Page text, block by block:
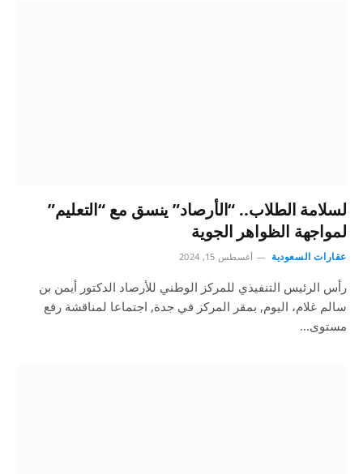
لسلامة الطلاب.. “الأرصاد” ينسق مع “التعليم”
لمواجهة الظواهر الجوية
عقارات السعودية أغسطس 15, 2024
رأس الرئيس التنفيذي للمركز الوطني للأرصاد الدكتور أيمن بن
سالم غلام، اليوم, بمقر المركز في جدة, اجتماعا لمناقشة رفع
مستوى…